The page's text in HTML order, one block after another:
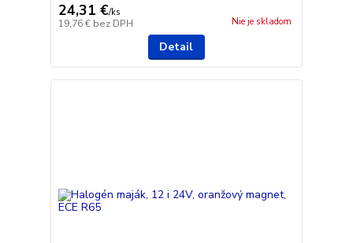
24,31 €/ks
19,76 € bez DPH Nie je skladom
Detail